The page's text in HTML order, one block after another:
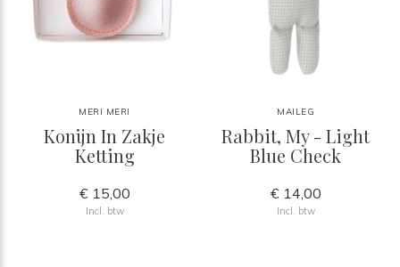
MERI MERI
Konijn In Zakje
Ketting
€ 15,00
Incl. btw
MAILEG
Rabbit, My - Light
Blue Check
€ 14,00
Incl. btw